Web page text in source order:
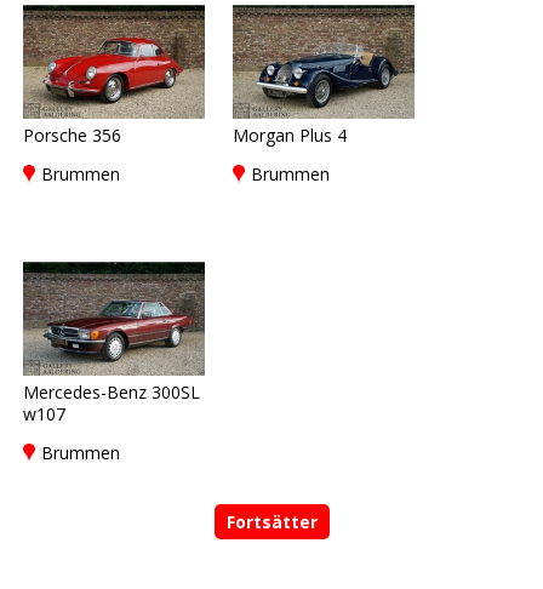
Porsche 356
Brummen
Morgan Plus 4
Brummen
Mercedes-Benz 300SL
w107
Brummen
Fortsätter